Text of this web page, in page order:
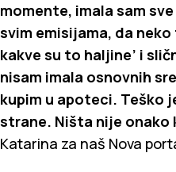
momente, imala sam
svim emisijama, da neko
kakve su to haljine’ i
nisam imala osnovnih
kupim u apoteci. Teško
strane. Ništa nije onako
Katarina za naš Nova